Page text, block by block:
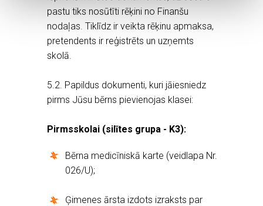
pastu tiks nosūtīti rēķini no Finanšu
nodaļas. Tiklīdz ir veikta rēķinu apmaksa,
pretendents ir reģistrēts un uzņemts
skolā.
5.2. Papildus dokumenti, kuri jāiesniedz
pirms Jūsu bērns pievienojas klasei:
Pirmsskolai (silītes grupa - K3):
Bērna medicīniskā karte (veidlapa Nr.
026/U);
Ģimenes ārsta izdots izraksts par